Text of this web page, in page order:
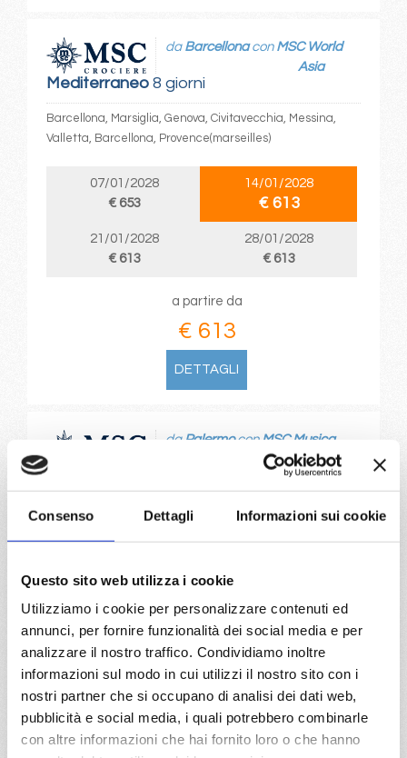
Consenso Dettagli Informazioni sui cookie
Questo sito web utilizza i cookie
Utilizziamo i cookie per personalizzare contenuti ed
annunci, per fornire funzionalità dei social media e per
analizzare il nostro traffico. Condividiamo inoltre
informazioni sul modo in cui utilizzi il nostro sito con i
nostri partner che si occupano di analisi dei dati web,
pubblicità e social media, i quali potrebbero combinarle
con altre informazioni che hai fornito loro o che hanno
Mediterraneo8 giorni
da Barcellonacon MSC World
Asia
Barcellona, Marsiglia, Genova, Civitavecchia, Messina,
Valletta, Barcellona, Provence(marseilles)
07/01/2028
€ 653
14/01/2028
€ 613
21/01/2028
€ 613
28/01/2028
€ 613
a partire da
€ 613
DETTAGLI
Mediterraneo
da Palermocon MSC Musica
Palermo, Ibiza, Valencia, Marsiglia, Genova, Civitavecchia,
07/06/2027
21/06/2027
€ 733
28/06/2027
€ 753
a partire da
€ 653